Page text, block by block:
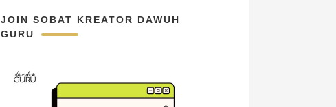
JOIN SOBAT KREATOR DAWUH
GURU